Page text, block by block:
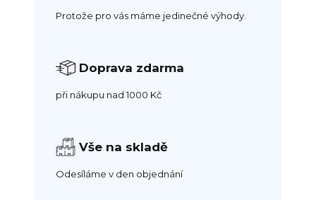
Protože pro vás máme jedinečné výhody.
Doprava zdarma
při nákupu nad 1000 Kč
Vše na skladě
Odesíláme v den objednání